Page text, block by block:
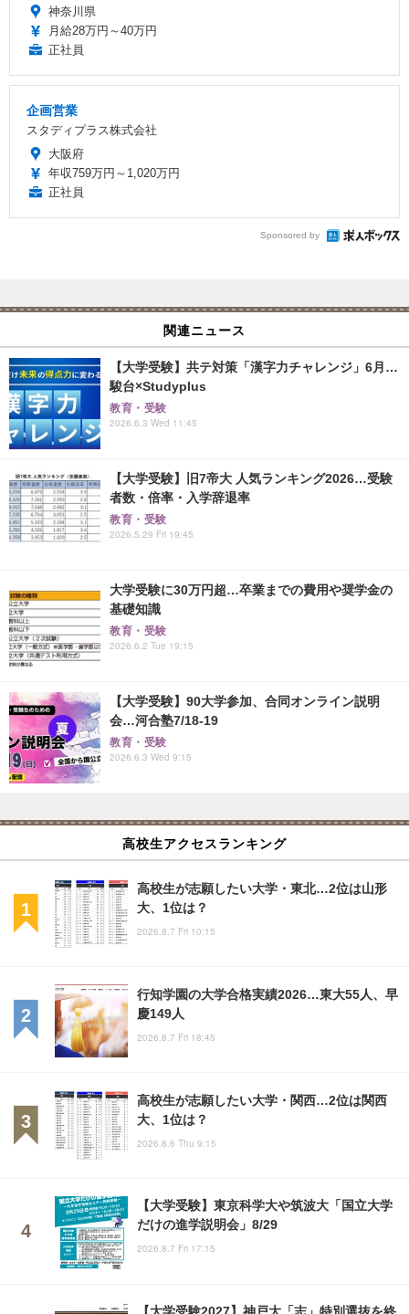
神奈川県
月給28万円～40万円
正社員
企画営業
スタディプラス株式会社
大阪府
年収759万円～1,020万円
正社員
Sponsored by
関連ニュース
【大学受験】共テ対策「漢字力チャレンジ」6月…
駿台×Studyplus
教育・受験
2026.6.3 Wed 11:45
【大学受験】旧7帝大 人気ランキング2026…受験
者数・倍率・入学辞退率
教育・受験
2026.5.29 Fri 19:45
大学受験に30万円超…卒業までの費用や奨学金の
基礎知識
教育・受験
2026.6.2 Tue 19:15
【大学受験】90大学参加、合同オンライン説明
会…河合塾7/18-19
教育・受験
2026.6.3 Wed 9:15
高校生アクセスランキング
高校生が志願したい大学・東北…2位は山形
大、1位は？
2026.8.7 Fri 10:15
行知学園の大学合格実績2026…東大55人、早
慶149人
2026.8.7 Fri 18:45
高校生が志願したい大学・関西…2位は関西
大、1位は？
2026.8.6 Thu 9:15
【大学受験】東京科学大や筑波大「国立大学
だけの進学説明会」8/29
2026.8.7 Fri 17:15